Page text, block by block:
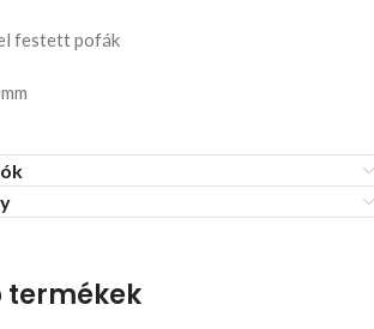
festett pofák
termékek